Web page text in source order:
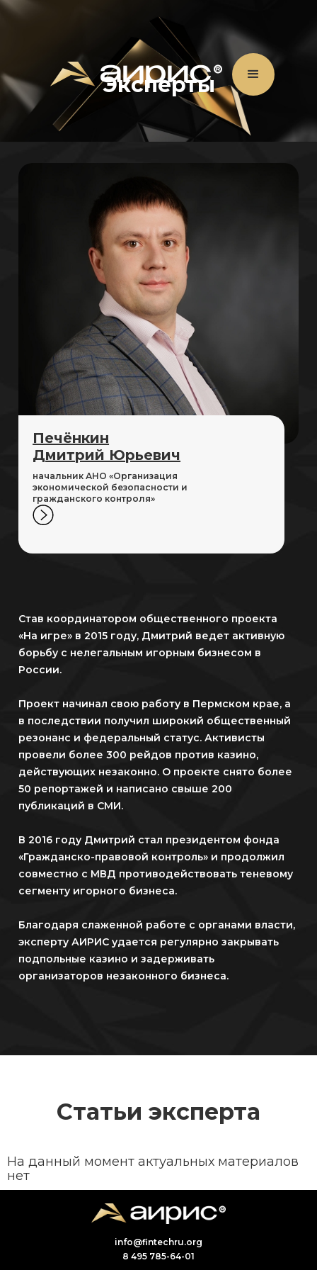
Эксперты
Печёнкин
Дмитрий Юрьевич
начальник АНО «Организация
экономической безопа­сности и
гражданского контроля»
Став координатором общественного проекта
«На игре» в 2015 году, Дмитрий ведет активную
борьбу с нелегальным игорным бизнесом в
России.
Проект начинал свою работу в Пермском крае, а
в последствии получил широкий общественный
резонанс и федеральный статус. Активисты
провели более 300 рейдов против казино,
действующих незаконно. О проекте снято более
50 репортажей и написано свыше 200
публикаций в СМИ.
В 2016 году Дмитрий стал президентом фонда
«Гражданско-правовой контроль» и продолжил
совместно с МВД противодействовать теневому
сегменту игорного бизнеса.
Благодаря слаженной работе с органами власти,
эксперту АИРИС удается регулярно закрывать
подпольные казино и задерживать
организаторов незаконного бизнеса.
Статьи эксперта
На данный момент актуальных материалов
нет
info@fintechru.org
8 495 785-64-01